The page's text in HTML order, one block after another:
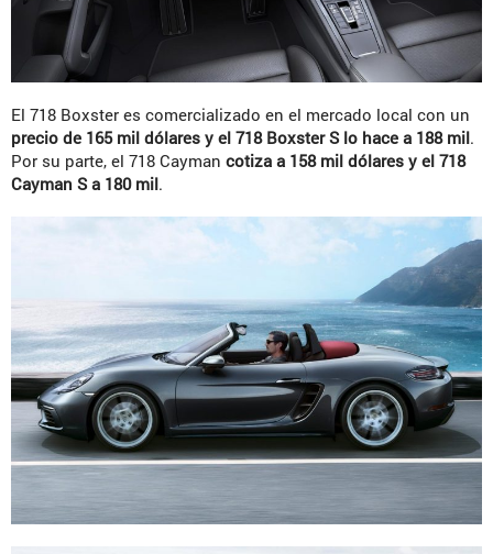
El 718 Boxster es comercializado en el mercado local con un
precio de 165 mil dólares y el 718 Boxster S lo hace a 188 mil.
Por su parte, el 718 Cayman cotiza a 158 mil dólares y el 718
Cayman S a 180 mil.